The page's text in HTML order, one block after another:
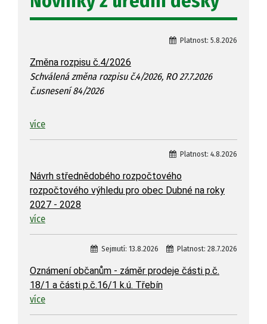
Platnost: 5.8.2026
Změna rozpisu č.4/2026
Schválená změna rozpisu č.4/2026, RO 27.7.2026
č.usnesení 84/2026
více
Platnost: 4.8.2026
Návrh střednědobého rozpočtového
rozpočtového výhledu pro obec Dubné na roky
2027 - 2028
více
Platnost: 28.7.2026
Sejmutí: 13.8.2026
Oznámení občanům - záměr prodeje části p.č.
18/1 a části p.č.16/1 k.ú. Třebín
více